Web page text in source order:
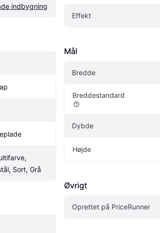
indbygning
Sort, Grå
Effekt
Mål
Bredde
Breddestandard
Dybde
Højde
Øvrigt
Oprettet på PriceRunner